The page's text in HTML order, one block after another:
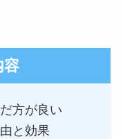
容
方が良い
と効果